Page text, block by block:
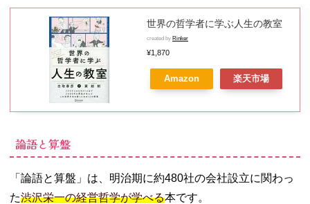
世界の哲学者に学ぶ人生の教室
created by Rinker
¥1,870
Amazon 楽天市場
論語と算盤
「論語と算盤」は、明治期に約480社の会社設立に関わっ
た渋沢栄一の経営哲学が学べる本です。